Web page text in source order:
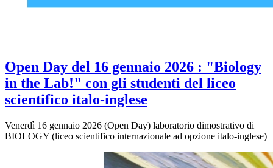
Open Day del 16 gennaio 2026 : "Biology
in the Lab!" con gli studenti del liceo
scientifico italo-inglese
Venerdì 16 gennaio 2026 (Open Day) laboratorio dimostrativo di
BIOLOGY (liceo scientifico internazionale ad opzione italo-inglese)